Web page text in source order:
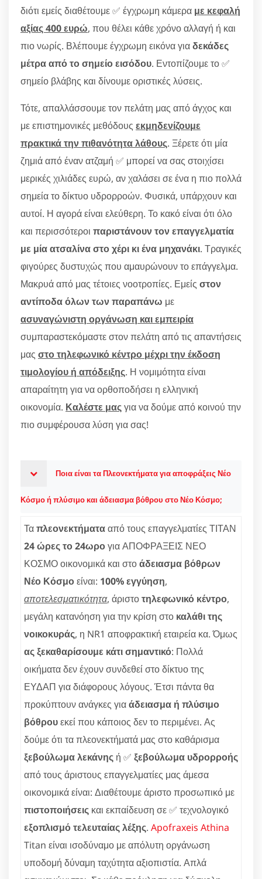
διότι εμείς διαθέτουμε ✅ έγχρωμη κάμερα με κεφαλή
αξίας 400 ευρώ, που θέλει κάθε χρόνο αλλαγή ή και
πιο νωρίς. Βλέπουμε έγχρωμη εικόνα γιαδεκάδες
μέτρα από το σημείο εισόδου. Εντοπίζουμε το ✅
σημείο βλάβης και δίνουμε οριστικές λύσεις.
Τότε, απαλλάσσουμε τον πελάτη μας από άγχος και
με επιστημονικές μεθόδους εκμηδενίζουμε
πρακτικά την πιθανότητα λάθους. Ξέρετε ότι μία
ζημιά από έναν ατζαμή ✅ μπορεί να σας στοιχίσει
μερικές χιλιάδες ευρώ, αν χαλάσει σε ένα η πιο πολλά
σημεία το δίκτυο υδρορροών. Φυσικά, υπάρχουν και
αυτοί. Η αγορά είναι ελεύθερη. Το κακό είναι ότι όλο
και περισσότεροι παριστάνουν τον επαγγελματία
με μία ατσαλίνα στο χέρι κι ένα μηχανάκι. Τραγικές
φιγούρες δυστυχώς που αμαυρώνουν το επάγγελμα.
Μακρυά από μας τέτοιες νοοτροπίες. Εμείς στον
αντίποδα όλων των παραπάνω με
ασυναγώνιστη οργάνωση και εμπειρία
συμπαραστεκόμαστε στον πελάτη από τις απαντήσεις
μας στο τηλεφωνικό κέντρο μέχρι την έκδοση
τιμολογίου ή απόδειξης. Η νομιμότητα είναι
απαραίτητη για να ορθοποδήσει η ελληνική
οικονομία. Καλέστε μαςγια να δούμε από κοινού την
πιο συμφέρουσα λύση για σας!
Ποια είναι τα Πλεονεκτήματα για αποφράξεις Νέο
Κόσμο ή πλύσιμο και άδειασμα βόθρου στο Νέο Κόσμο;
Ταπλεονεκτήματααπό τους επαγγελματίες ΤΙΤΑΝ
24 ώρες το 24ωρογια ΑΠΟΦΡΑΞΕΙΣ ΝΕΟ
ΚΟΣΜΟ οικονομικά και στοάδειασμα βόθρων
Νέο Κόσμοείναι: 100% εγγύηση,
αποτελεσματικότητα, άριστοτηλεφωνικό κέντρο,
μεγάλη κατανόηση για την κρίση στο καλάθι της
νοικοκυράς, η NR1 αποφρακτική εταιρεία κα. Όμως
ας ξεκαθαρίσουμε κάτι σημαντικό: Πολλά
οικήματα δεν έχουν συνδεθεί στο δίκτυο της
ΕΥΔΑΠ για διάφορους λόγους. Έτσι πάντα θα
προκύπτουν ανάγκες γιαάδειασμα ή πλύσιμο
βόθρουεκεί που κάποιος δεν το περιμένει. Ας
δούμε ότι τα πλεονεκτήματά μας στο καθάρισμα
ξεβούλωμα λεκάνης ή ✅ ξεβούλωμα υδρορροής
από τους άριστους επαγγελματίες μας άμεσα
οικονομικά είναι: Διαθέτουμε άριστο προσωπικό με
πιστοποιήσεις και εκπαίδευση σε ✅ τεχνολογικό
εξοπλισμό τελευταίας λέξης. Apofraxeis Athina
Titan είναι ισοδύναμο με απόλυτη οργάνωση
υποδομή δύναμη ταχύτητα αξιοπιστία. Απλά